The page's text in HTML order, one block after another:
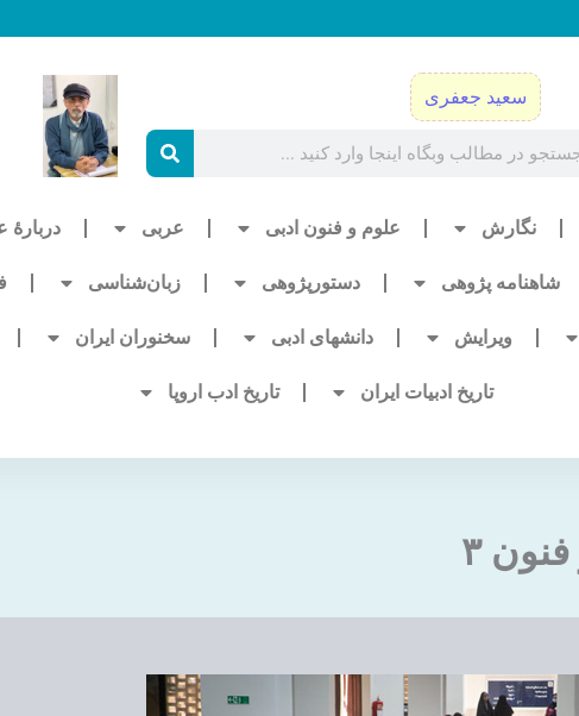
سعید جعفری
نگارش علوم و فنون ادبی عربی دربارۀ
شاهنامه پژوهی دستورپژوهی زبان‌شناسی
ویرایش دانشهای ادبی سخنوران ایران
تاریخ ادبیات ایران تاریخ ادب اروپا
۳